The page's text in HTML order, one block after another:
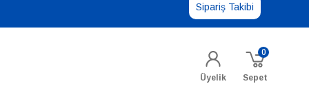
Sipariş Takibi
Üyelik Sepet
0